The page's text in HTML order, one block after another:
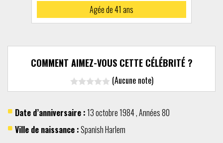
Agée de 41 ans
COMMENT AIMEZ-VOUS CETTE CÉLÉBRITÉ ?
(Aucune note)
Date d’anniversaire :13 octobre1984,Années 80
Ville de naissance :Spanish Harlem